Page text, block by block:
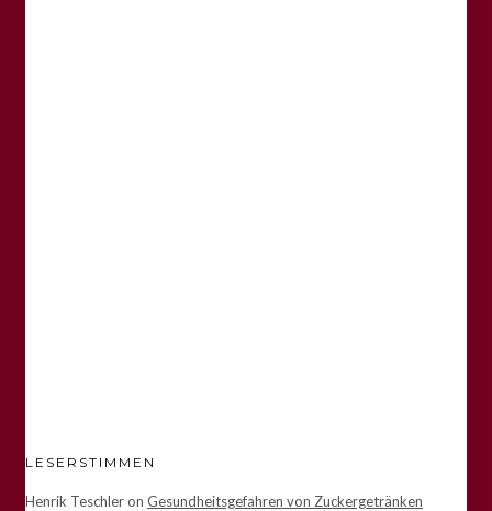
LESERSTIMMEN
Henrik Teschleron Gesundheitsgefahren von Zuckergetränken